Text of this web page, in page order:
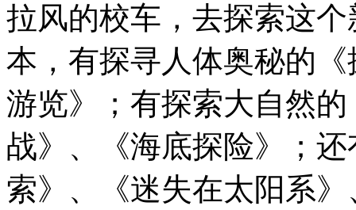
拉风的校车，去探索这
本，有探寻人体奥秘的
游览》；有探索大自然
战》、《海底探险》；
索》、《迷失在太阳系